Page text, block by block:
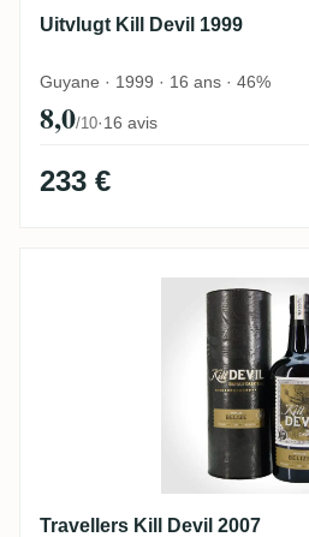
Uitvlugt Kill Devil 1999
Guyane · 1999 · 16 ans · 46%
8,0/10·16 avis
233 €
Travellers Kill Devil
Travellers Kill Devil 2007